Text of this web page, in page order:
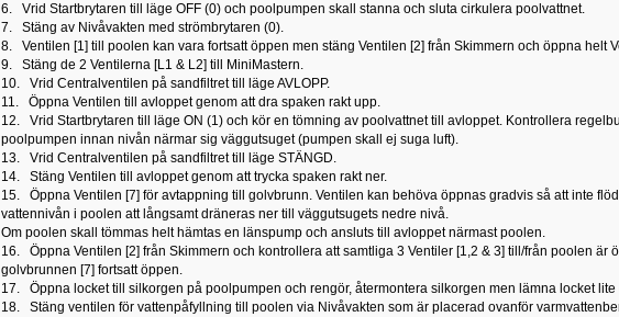
6. Vrid Startbrytaren till läge OFF (0) och poolpumpen skall stanna och sluta cirkulera poolvattnet.
7. Stäng av Nivåvakten med strömbrytaren (0).
8. Ventilen [1] till poolen kan vara fortsatt öppen men stäng Ventilen [2] från Skimmern och öppna helt
9. Stäng de 2 Ventilerna [L1 & L2] till MiniMastern.
10. Vrid Centralventilen på sandfiltret till läge AVLOPP.
11. Öppna Ventilen till avloppet genom att dra spaken rakt upp.
12. Vrid Startbrytaren till läge ON (1) och kör en tömning av poolvattnet till avloppet. Kontrollera
poolpumpen innan nivån närmar sig väggutsuget (pumpen skall ej suga luft).
13. Vrid Centralventilen på sandfiltret till läge STÄNGD.
14. Stäng Ventilen till avloppet genom att trycka spaken rakt ner.
15. Öppna Ventilen [7] för avtappning till golvbrunn. Ventilen kan behöva öppnas gradvis så att inte
vattennivån i poolen att långsamt dräneras ner till väggutsugets nedre nivå.
Om poolen skall tömmas helt hämtas en länspump och ansluts till avloppet närmast
16. Öppna Ventilen [2] från Skimmern och kontrollera att samtliga 3 Ventiler [1,2 & 3] till/från poolen är
golvbrunnen [7] fortsatt öppen.
17. Öppna locket till silkorgen på poolpumpen och rengör, återmontera silkorgen men lämna locket lite
18. Stäng ventilen för vattenpåfyllning till poolen via Nivåvakten som är placerad ovanför